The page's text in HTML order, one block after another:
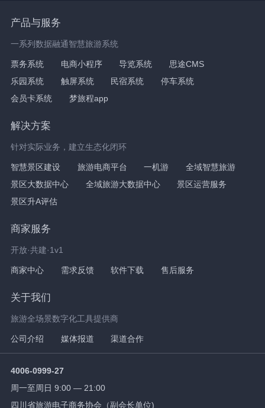
产品与服务
一系列数据融通智慧旅游系统
票务系统 电商小程序 导览系统
思途CMS
乐园系统
触屏系统 民宿系统
停车系统
会员卡系统
梦旅程app
解决方案
针对实际业务，建立生态化闭环
智慧景区建设 旅游电商平台 一机游
全域智慧旅游
景区大数据中心
全域旅游大数据中心
景区运营服务
景区升A评估
商家服务
开放·共建·1v1
商家中心 需求反馈 软件下载 售后服务
关于我们
旅游全场景数字化工具提供商
公司介绍 媒体报道 渠道合作
4006-0999-27
周一至周日 9:00 — 21:00
四川省旅游电子商务协会（副会长单位)